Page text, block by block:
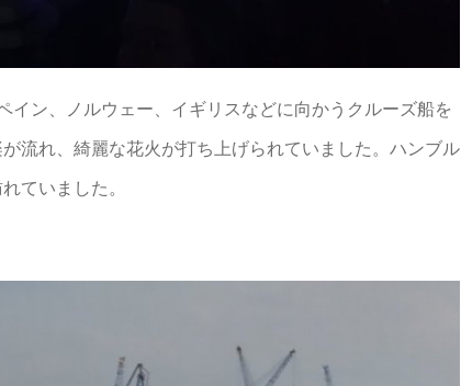
イン、ノルウェー、イギリスなどに向かうクルーズ船を
流れ、綺麗な花火が打ち上げられていました。ハンブル
ていました。